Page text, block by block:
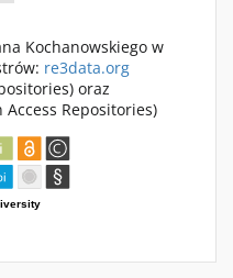
Kochanowskiego w
re3data.org
oraz
Repositories)